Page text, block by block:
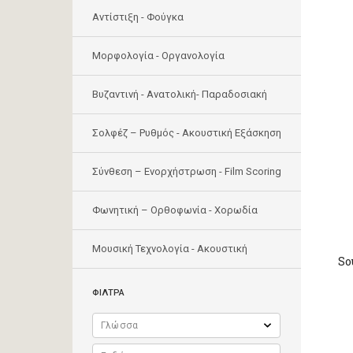
Αντίστιξη - Φούγκα
Μορφολογία - Οργανολογία
Bυζαντινή - Ανατολική- Παραδοσιακή
Σολφέζ – Ρυθμός - Ακουστική Εξάσκηση
Σύνθεση – Ενορχήστρωση - Film Scoring
Φωνητική – Ορθοφωνία - Χορωδία
Μουσική Τεχνολογία - Ακουστική
ΦΙΛΤΡΑ